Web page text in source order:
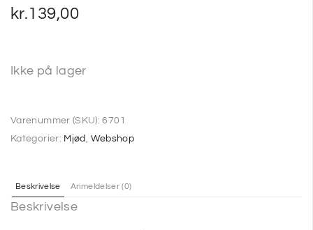
kr.139,00
Ikke på lager
Varenummer (SKU):6701
Kategorier: Mjød Webshop
Beskrivelse Anmeldelser (0)
Beskrivelse